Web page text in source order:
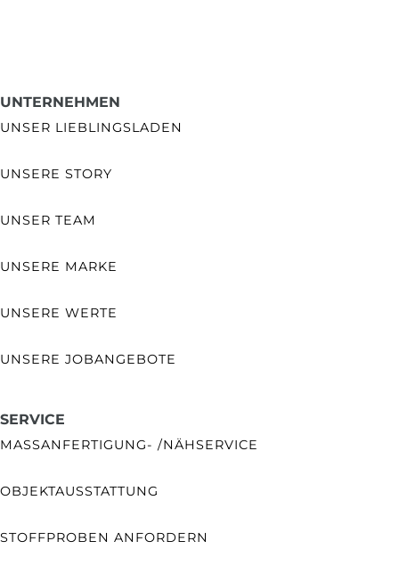
UNTERNEHMEN
UNSER LIEBLINGSLADEN
UNSERE STORY
UNSER TEAM
UNSERE MARKE
UNSERE WERTE
UNSERE JOBANGEBOTE
SERVICE
MASSANFERTIGUNG- /NÄHSERVICE
OBJEKTAUSSTATTUNG
STOFFPROBEN ANFORDERN